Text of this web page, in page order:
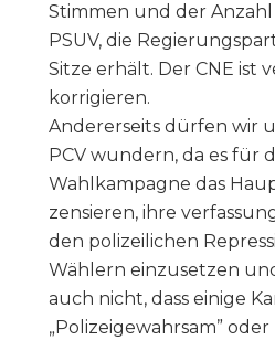
Stimmen und der
PSUV, die
Sitze erhält. Der CNE
korrigieren.
Andererseits dürfen wir
PCV wundern, da es für
Wahlkampagne das
zensieren, ihre
den polizeilichen
Wählern einzusetzen
auch nicht, dass einige
„Polizeigewahrsam”